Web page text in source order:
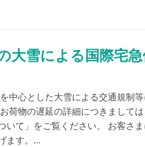
大雪による国際宅
中心とした大雪による交通規制
荷物の遅延の詳細につきまして
いて」をご覧ください。 お客さ
ます。...